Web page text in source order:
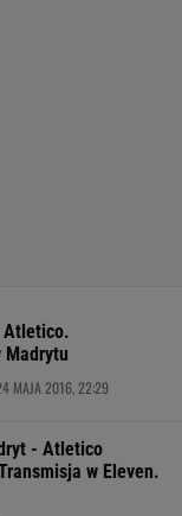
Atletico.
Madrytu
MAJA 2016, 22:29
- Atletico
w Eleven.